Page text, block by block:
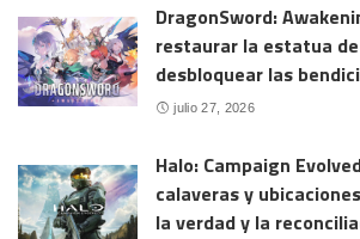
DragonSword:
restaurar la estatua
desbloquear las
julio 27, 2026
Halo: Campaign
calaveras y
la verdad y la